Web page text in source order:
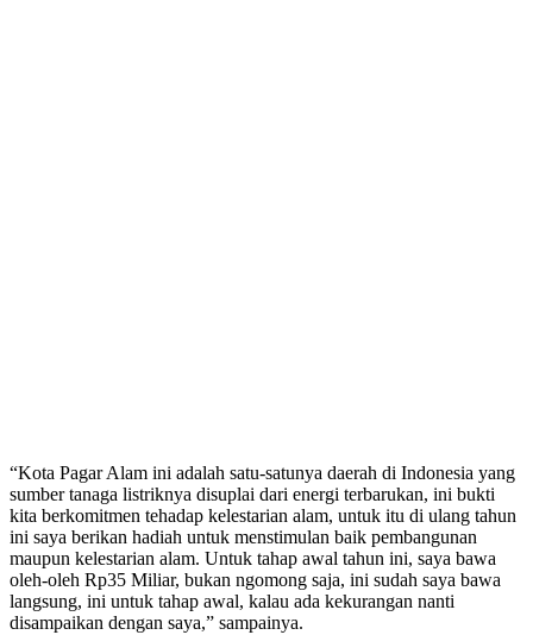
“Kota Pagar Alam ini adalah satu-satunya daerah di Indonesia yang
sumber tanaga listriknya disuplai dari energi terbarukan, ini bukti
kita berkomitmen tehadap kelestarian alam, untuk itu di ulang tahun
ini saya berikan hadiah untuk menstimulan baik pembangunan
maupun kelestarian alam. Untuk tahap awal tahun ini, saya bawa
oleh-oleh Rp35 Miliar, bukan ngomong saja, ini sudah saya bawa
langsung, ini untuk tahap awal, kalau ada kekurangan nanti
disampaikan dengan saya,” sampainya.